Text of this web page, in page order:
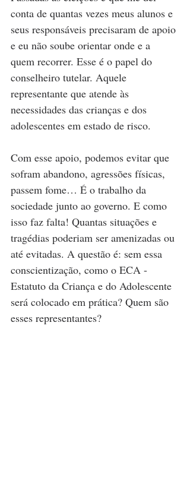
conta de quantas vezes meus alunos e
seus responsáveis precisaram de apoio
e eu não soube orientar onde e a
quem recorrer. Esse é o papel do
conselheiro tutelar. Aquele
representante que atende às
necessidades das crianças e dos
adolescentes em estado de risco.
Com esse apoio, podemos evitar que
sofram abandono, agressões físicas,
passem fome… É o trabalho da
sociedade junto ao governo. E como
isso faz falta! Quantas situações e
tragédias poderiam ser amenizadas ou
até evitadas. A questão é: sem essa
conscientização, como o ECA -
Estatuto da Criança e do Adolescente
será colocado em prática? Quem são
esses representantes?